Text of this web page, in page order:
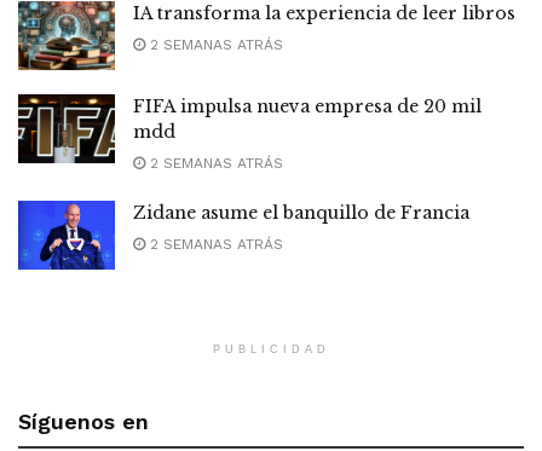
IA transforma la experiencia de leer libros
2 SEMANAS ATRÁS
FIFA impulsa nueva empresa de 20 mil
mdd
2 SEMANAS ATRÁS
Zidane asume el banquillo de Francia
2 SEMANAS ATRÁS
PUBLICIDAD
Síguenos en